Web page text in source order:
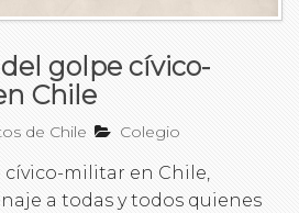
golpe cívico-
Chile
de Chile Colegio
cívico-militar en Chile,
a todas y todos quienes